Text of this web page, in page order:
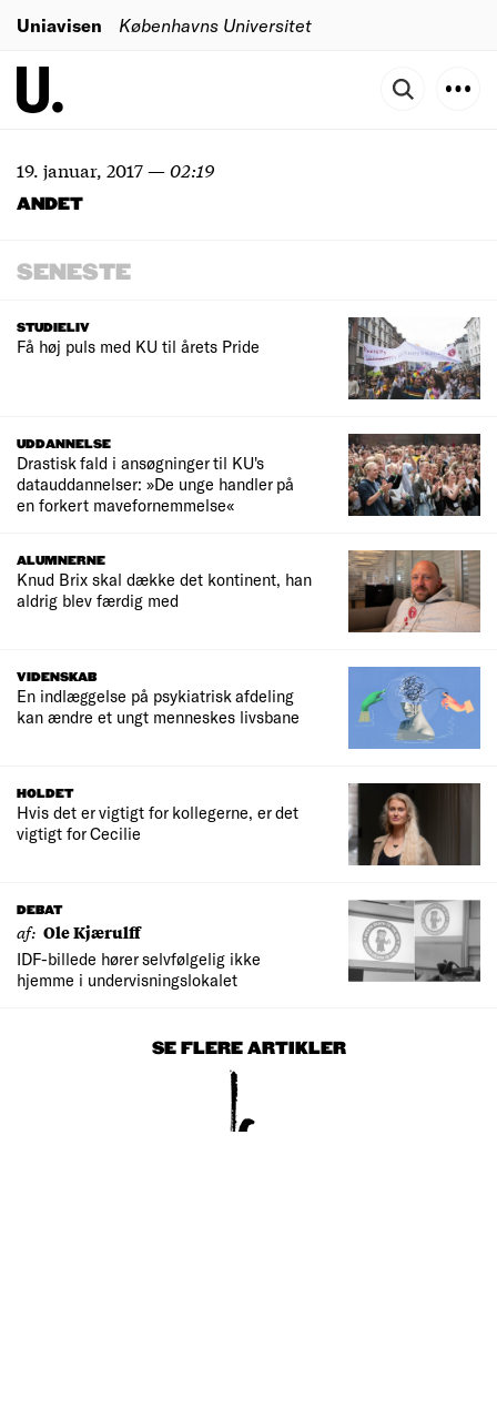
Uniavisen Københavns Universitet
19. januar, 2017—02:19
ANDET
SENESTE
STUDIELIV
Få høj puls med KU til årets Pride
UDDANNELSE
Drastisk fald i ansøgninger til KU's
datauddannelser: »De unge handler på
en forkert mavefornemmelse«
ALUMNERNE
Knud Brix skal dække det kontinent, han
aldrig blev færdig med
VIDENSKAB
En indlæggelse på psykiatrisk afdeling
kan ændre et ungt menneskes livsbane
HOLDET
Hvis det er vigtigt for kollegerne, er det
vigtigt for Cecilie
DEBAT
af: Ole Kjærulff
IDF-billede hører selvfølgelig ikke
hjemme i undervisningslokalet
SE FLERE ARTIKLER